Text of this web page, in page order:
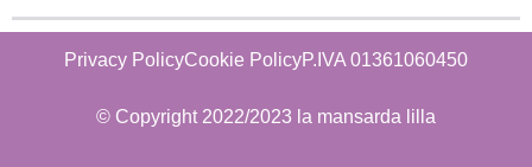
Privacy PolicyCookie PolicyP.IVA 01361060450
© Copyright 2022/2023 la mansarda lilla